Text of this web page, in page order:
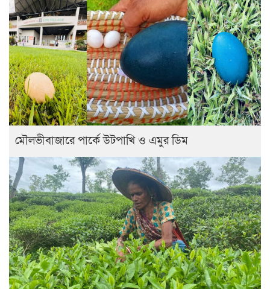
মৌলভীবাজারে পার্কে উটপাখি ও এমুর ডিম